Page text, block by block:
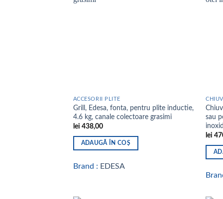
ACCESORII PLITE
Grill, Edesa, fonta, pentru plite inductie,
4.6 kg, canale colectoare grasimi
lei 438,00
ADAUGĂ ÎN COȘ
Brand : EDESA
sau
lei